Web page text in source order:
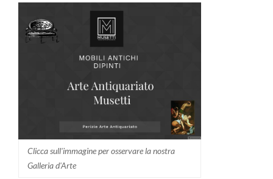
Clicca sull'immagine per osservare la nostra
Galleria d'Arte